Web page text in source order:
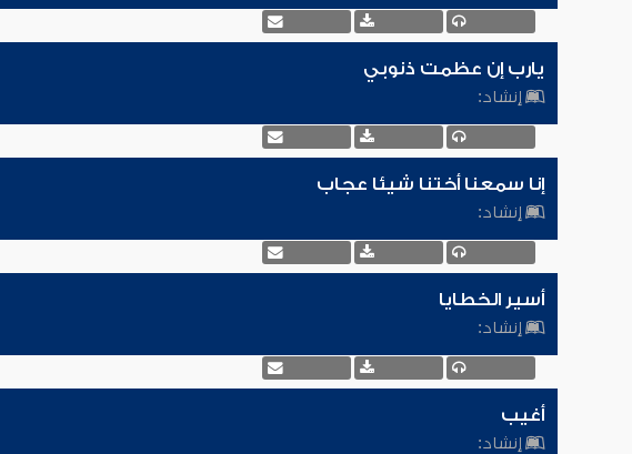
يارب إن عظمت ذنوبي
إنشاد:
إنا سمعنا أختنا شيئا عجاب
إنشاد:
أسير الخطايا
إنشاد:
أغيب
إنشاد: